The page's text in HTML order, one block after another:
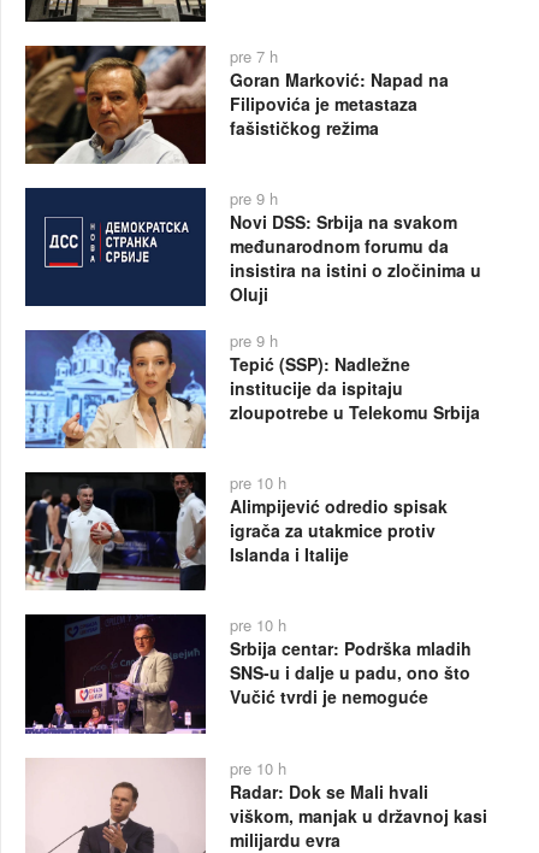
pre 7 h
Goran Marković: Napad na
Filipovića je metastaza
fašističkog režima
pre 9 h
Novi DSS: Srbija na svakom
međunarodnom forumu da
insistira na istini o zločinima u
Oluji
pre 9 h
Tepić (SSP): Nadležne
institucije da ispitaju
zloupotrebe u Telekomu Srbija
pre 10 h
Alimpijević odredio spisak
igrača za utakmice protiv
Islanda i Italije
pre 10 h
Srbija centar: Podrška mladih
SNS-u i dalje u padu, ono što
Vučić tvrdi je nemoguće
pre 10 h
Radar: Dok se Mali hvali
viškom, manjak u državnoj kasi
milijardu evra